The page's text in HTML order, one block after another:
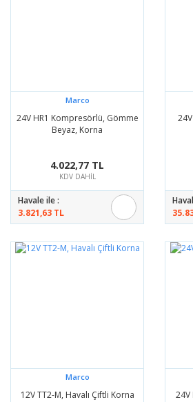
Marco
24V HR1 Kompresörlü, Gömme
Beyaz, Korna
4.022,77 TL
KDV DAHİL
Havale ile :
3.821,63 TL
Marco
12V TT2-M, Havalı Çiftli Korna 24V